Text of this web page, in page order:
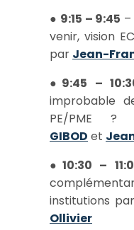
● 9:15 – 9:45
venir, vision
par Jean-
● 9:45 –
improbable
PE/PME
GIBOD et
● 10:30 –
institutions par
Ollivier